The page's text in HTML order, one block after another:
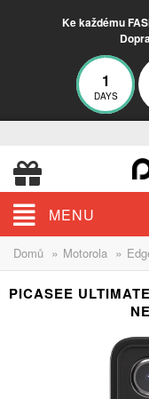
Ke každému
1
DAYS
MENU
Domů » Motorola »
PICASEE